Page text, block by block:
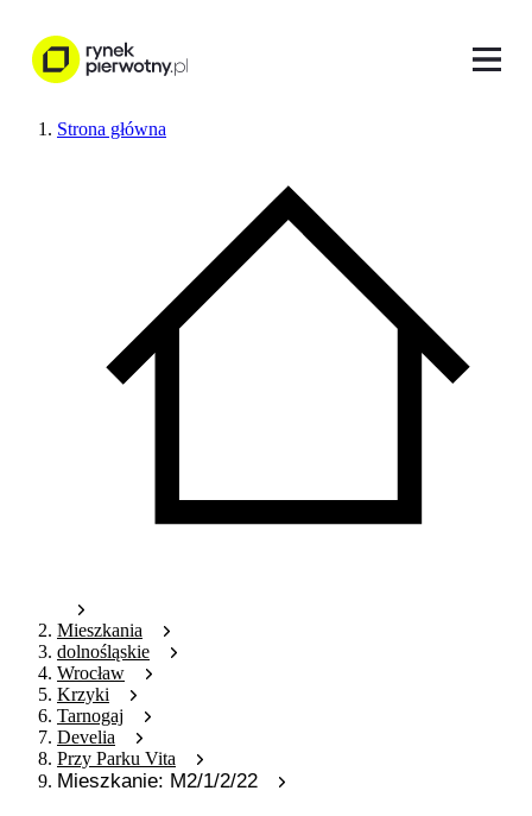
Strona główna
Mieszkania
dolnośląskie
Wrocław
Krzyki
Tarnogaj
Develia
Przy Parku Vita
Mieszkanie: M2/1/2/22